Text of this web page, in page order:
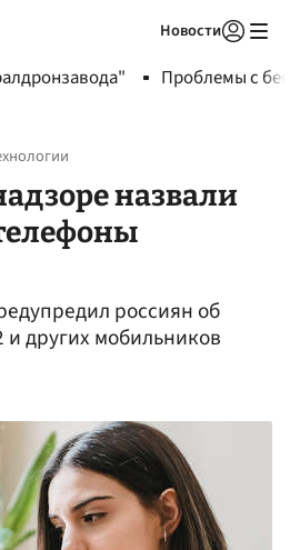
Новости
Проблемы с
назвали
россиян об
и других мобильников